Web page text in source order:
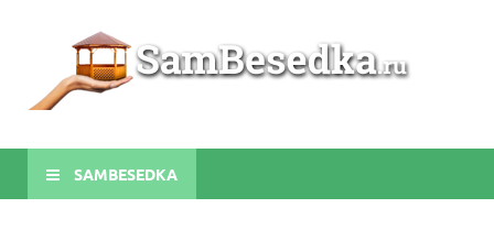
SAMBESEDKA